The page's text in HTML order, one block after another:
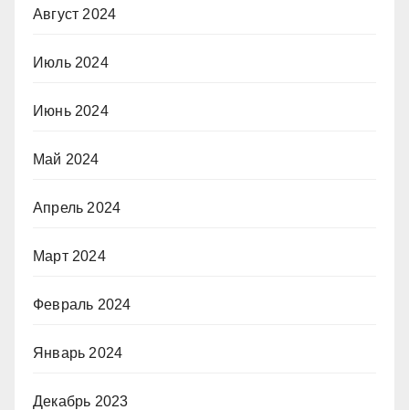
Август 2024
Июль 2024
Июнь 2024
Май 2024
Апрель 2024
Март 2024
Февраль 2024
Январь 2024
Декабрь 2023